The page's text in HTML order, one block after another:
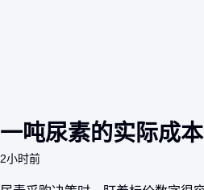
一吨尿素的实际成
2小时前